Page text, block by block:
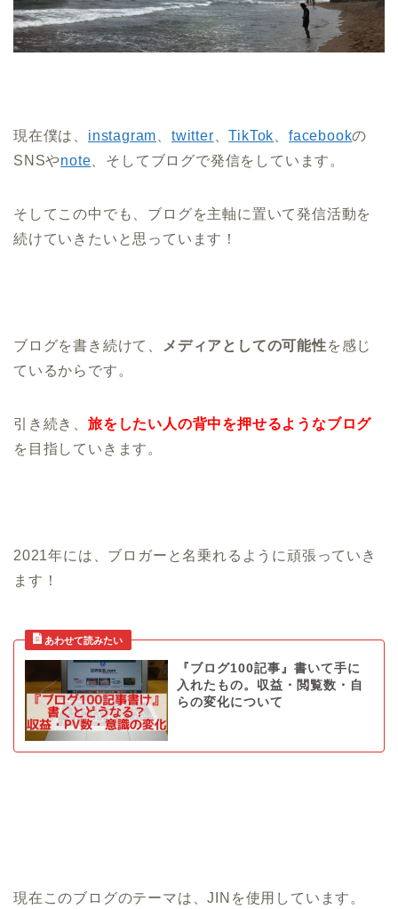
現在僕は、 instagram 、twitter 、TikTok 、facebookの
SNSやnote 、そしてブログで発信をしています。
そしてこの中でも、 ブログを主軸に置いて発信活動を
続けていきたいと思っています！
ブログを書き続けて、 メディアとしての可能性を感じ
ているからです。
引き続き、 旅をしたい人の背中を押せるようなブログ
を目指していきます。
2021年には、ブロガーと名乗れるように頑張っていき
ます！
『ブログ100記事』書いて手に
入れたもの。収益・閲覧数・自
らの変化について
現在このブログのテーマは、JINを使用しています。